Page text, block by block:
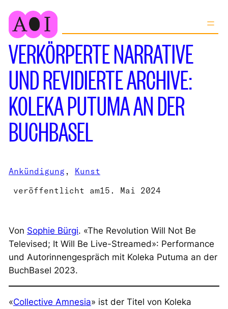
Zum
Inhalt
springen
VERKÖRPERTE NARRATIVE
UND REVIDIERTE ARCHIVE:
KOLEKA PUTUMA AN DER
BUCHBASEL
Ankündigung , Kunst
veröffentlicht am15. Mai 2024
Von Sophie Bürgi. «The Revolution Will Not Be
Televised; It Will Be Live-Streamed»: Performance
und Autorinnengespräch mit Koleka Putuma an der
BuchBasel 2023.
«Collective Amnesia» ist der Titel von Koleka